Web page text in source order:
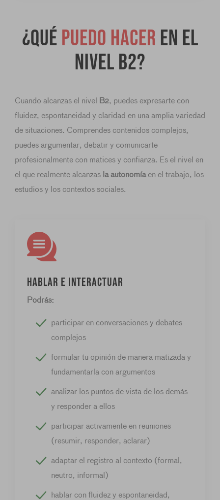
¿Qué puedo hacer en el
nivel B2?
Cuando alcanzas el nivel B2, puedes expresarte con
fluidez, espontaneidad y claridad en una amplia variedad
de situaciones. Comprendes contenidos complejos,
puedes argumentar, debatir y comunicarte
profesionalmente con matices y confianza. Es el nivel en
el que realmente alcanzas la autonomíaen el trabajo, los
estudios y los contextos sociales.
Hablar e interactuar
Podrás:
participar en conversaciones y debates
complejos
formular tu opinión de manera matizada y
fundamentarla con argumentos
analizar los puntos de vista de los demás
y responder a ellos
participar activamente en reuniones
(resumir, responder, aclarar)
adaptar el registro al contexto (formal,
neutro, informal)
hablar con fluidez y espontaneidad,